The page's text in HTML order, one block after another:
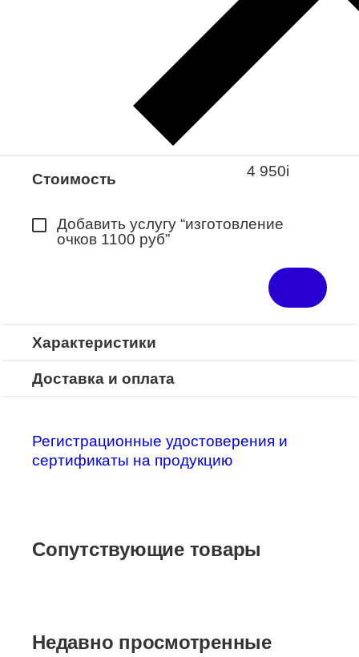
Закажите понравившуюся модель
в ближайший салон “Оптик-Экспресс”.
*Доступно для Республики
Стоимость 4 950i
Добавить услугу “изготовление
очков 1100 руб”
Характеристики
Доставка и оплата
Регистрационные удостоверения и
сертификаты на продукцию
Сопутствующие товары
Недавно просмотренные